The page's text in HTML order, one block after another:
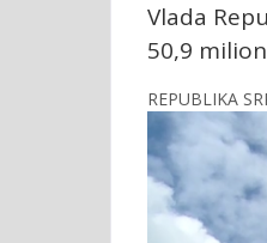
Vlada
50,9
REPUBLIKA